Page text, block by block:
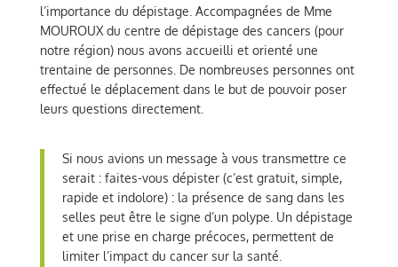
l’importance du dépistage. Accompagnées de Mme
MOUROUX du centre de dépistage des cancers (pour
notre région) nous avons accueilli et orienté une
trentaine de personnes. De nombreuses personnes ont
effectué le déplacement dans le but de pouvoir poser
leurs questions directement.
Si nous avions un message à vous transmettre ce
serait : faites-vous dépister (c’est gratuit, simple,
rapide et indolore) : la présence de sang dans les
selles peut être le signe d’un polype. Un dépistage
et une prise en charge précoces, permettent de
limiter l’impact du cancer sur la santé.